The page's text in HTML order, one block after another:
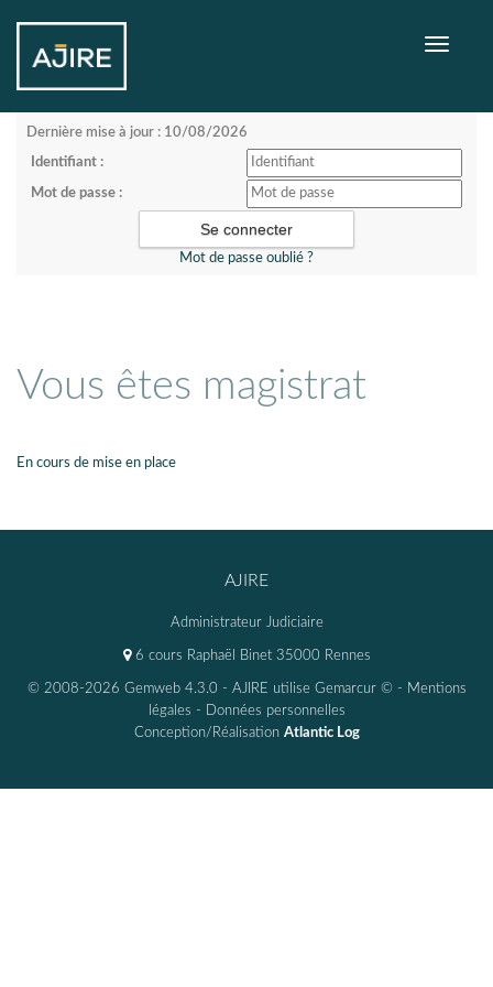
Toggle
Dernière mise à jour : 10/08/2026
Identifiant :
Mot de passe :
Mot de passe oublié ?
Vous êtes magistrat
En cours de mise en place
AJIRE
Administrateur Judiciaire
6 cours Raphaël Binet 35000 Rennes
© 2008-2026 Gemweb 4.3.0 - AJIRE utilise Gemarcur © - Mentions
légales - Données personnelles
Conception/Réalisation Atlantic Log